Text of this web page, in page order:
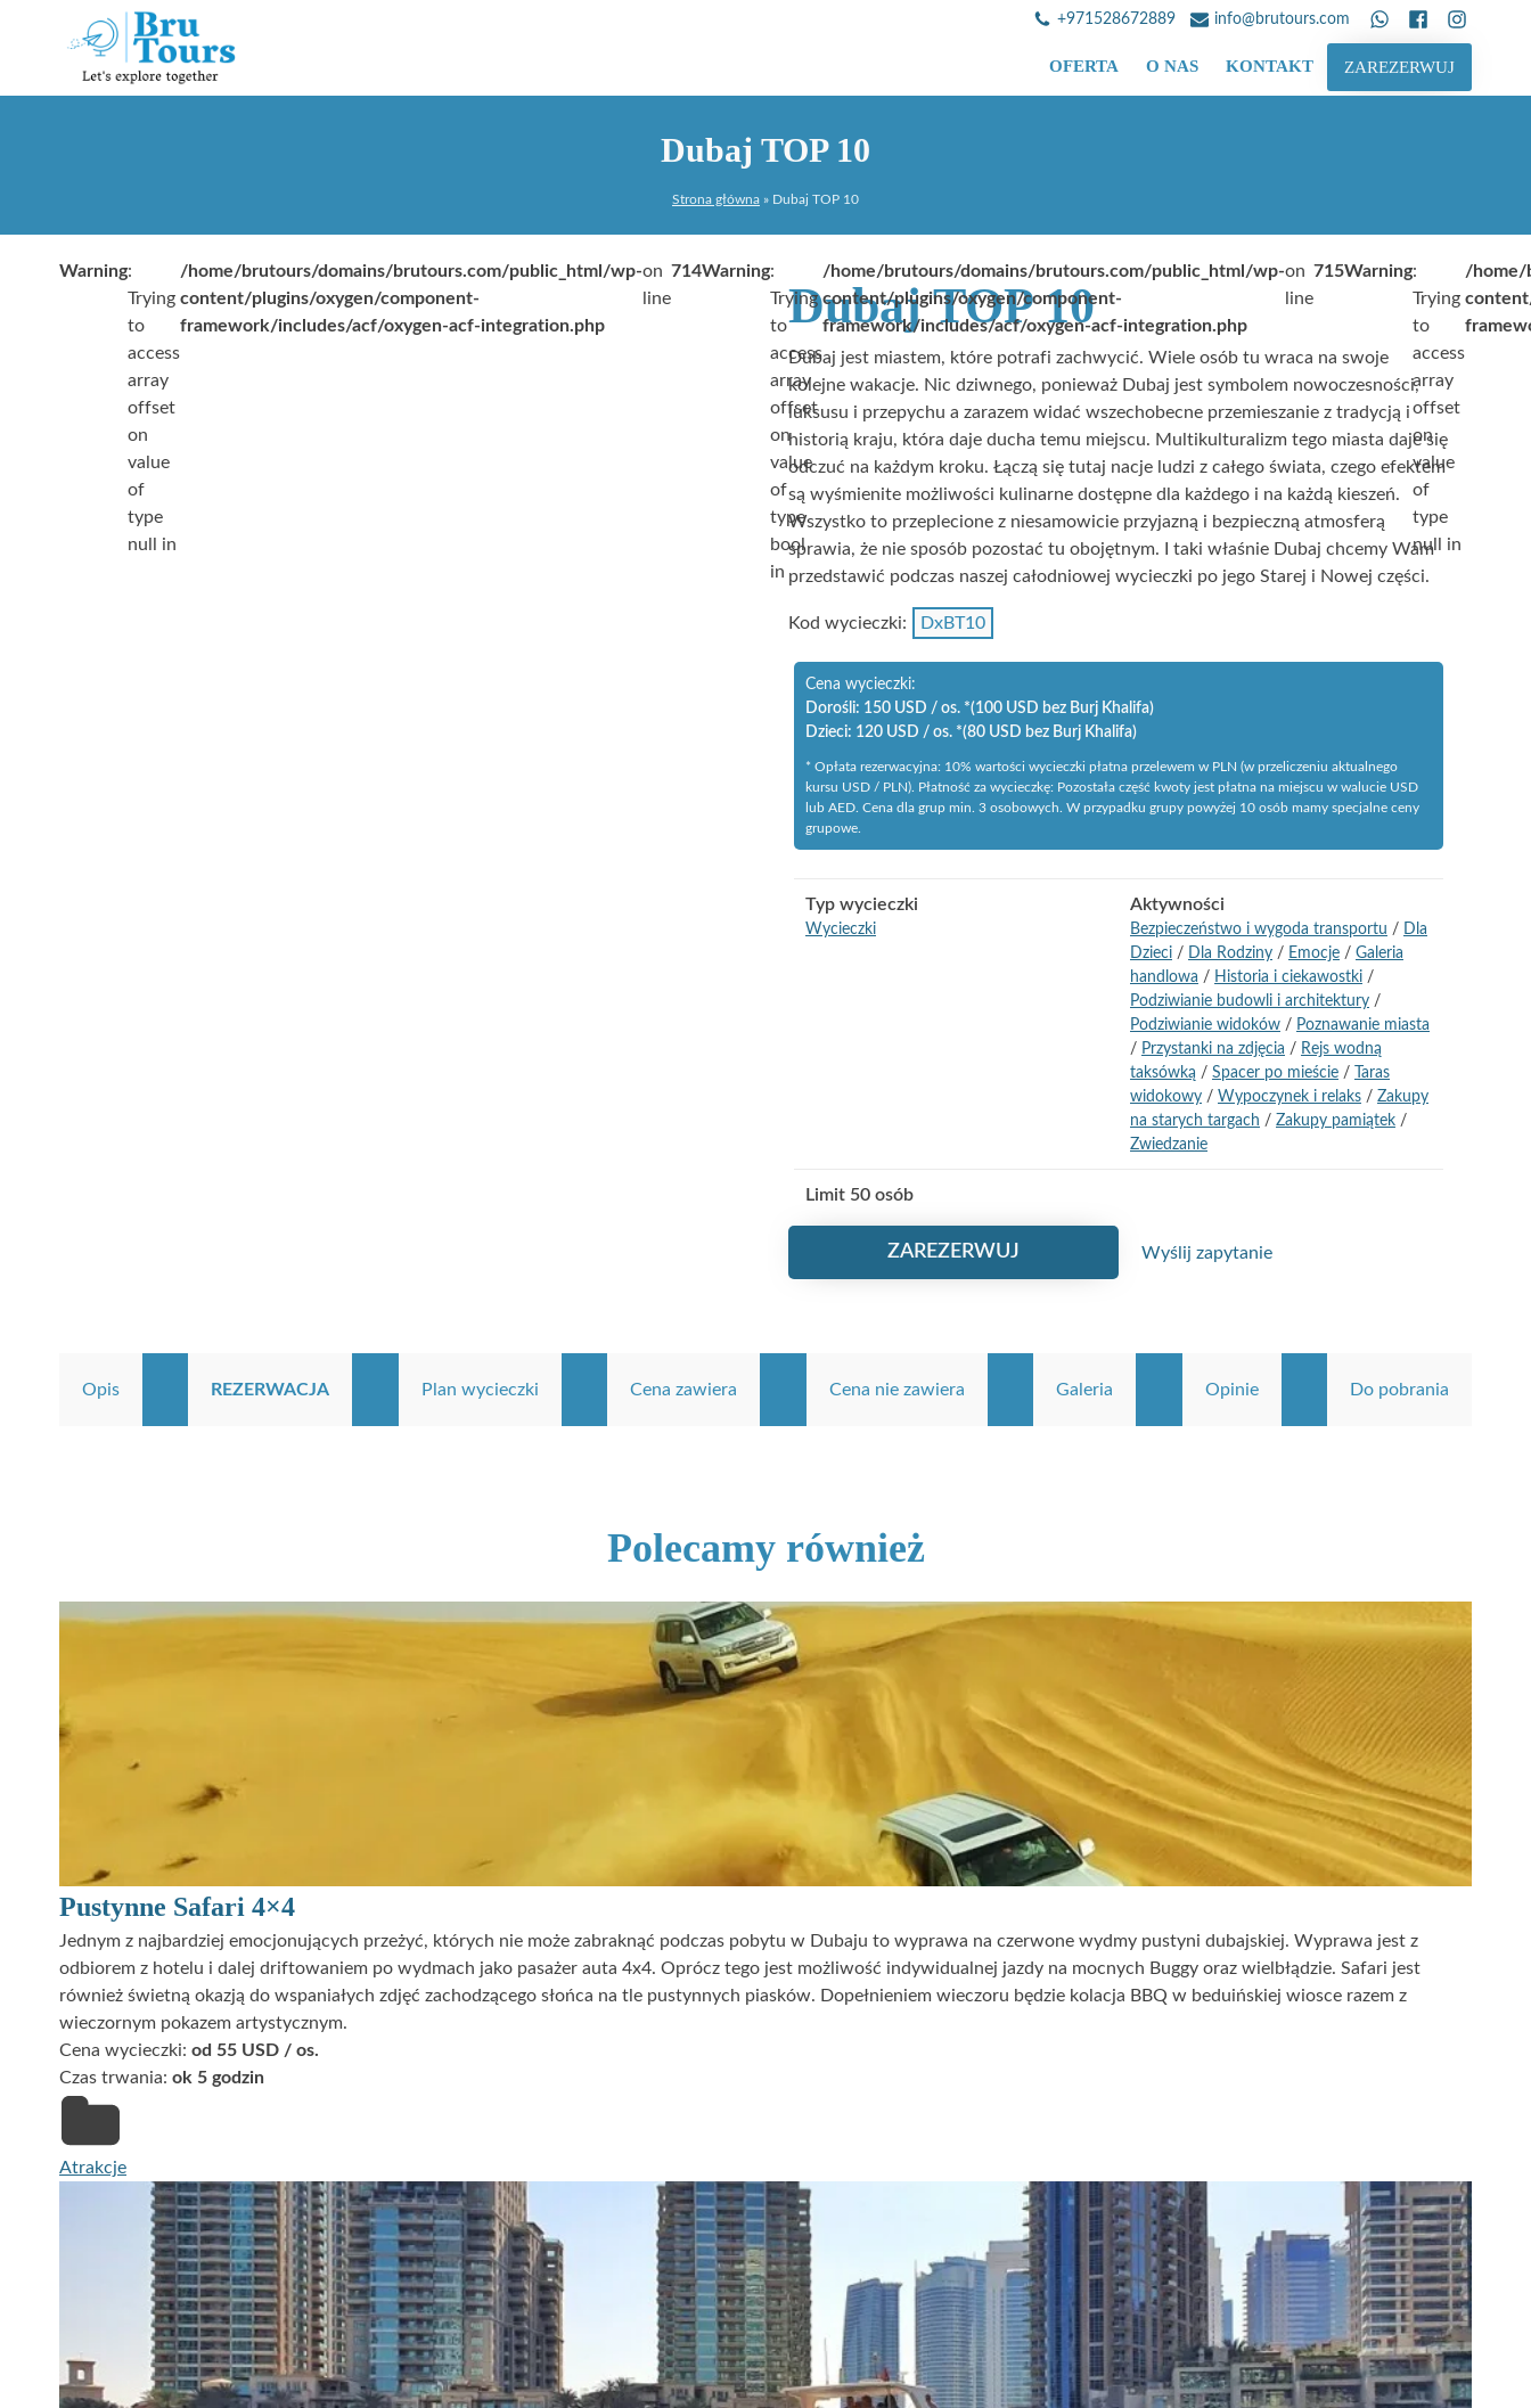
+971528672889 info@brutours.com
OFERTA O NAS KONTAKT ZAREZERWUJ
Dubaj TOP 10
Strona główna » Dubaj TOP 10
Warning:
Trying
to
access
array
offset
on
value
of
type
null in
/home/brutours/domains/brutours.com/public_html/wp-
content/plugins/oxygen/component-
framework/includes/acf/oxygen-acf-integration.php
on
line
714Warning:
Trying
to
access
array
offset
on
value
of
type
bool
in
/home/brutours/domains/brutours.com/public_html/wp-
content/plugins/oxygen/component-
framework/includes/acf/oxygen-acf-integration.php
on
line
715Warning:
Trying
to
access
array
offset
on
value
of
type
null in
/home/
Dubaj TOP 10
Dubaj jest miastem, które potrafi zachwycić. Wiele osób tu wraca na swoje
kolejne wakacje. Nic dziwnego, ponieważ Dubaj jest symbolem nowoczesności,
luksusu i przepychu a zarazem widać wszechobecne przemieszanie z tradycją i
historią kraju, która daje ducha temu miejscu. Multikulturalizm tego miasta daje się
odczuć na każdym kroku. Łączą się tutaj nacje ludzi z całego świata, czego efektem
są wyśmienite możliwości kulinarne dostępne dla każdego i na każdą kieszeń.
Wszystko to przeplecione z niesamowicie przyjazną i bezpieczną atmosferą
sprawia, że nie sposób pozostać tu obojętnym. I taki właśnie Dubaj chcemy Wam
przedstawić podczas naszej całodniowej wycieczki po jego Starej i Nowej części.
Kod wycieczki: DxBT10
Cena wycieczki:
Dorośli: 150 USD / os. *(100 USD bez Burj Khalifa)
Dzieci: 120 USD / os. *(80 USD bez Burj Khalifa)
* Opłata rezerwacyjna: 10% wartości wycieczki płatna przelewem w PLN (w przeliczeniu aktualnego
kursu USD / PLN). Płatność za wycieczkę: Pozostała część kwoty jest płatna na miejscu w walucie USD
lub AED. Cena dla grup min. 3 osobowych. W przypadku grupy powyżej 10 osób mamy specjalne ceny
grupowe.
Typ wycieczki
Wycieczki
Aktywności
Bezpieczeństwo i wygoda transportu / Dla
Dzieci / Dla Rodziny / Emocje / Galeria
handlowa / Historia i ciekawostki /
Podziwianie budowli i architektury /
Podziwianie widoków / Poznawanie miasta
/ Przystanki na zdjęcia / Rejs wodną
taksówką / Spacer po mieście /
Taras
widokowy / Wypoczynek i relaks / Zakupy
na starych targach / Zakupy pamiątek /
Zwiedzanie
Limit 50 osób
ZAREZERWUJ Wyślij zapytanie
Opis REZERWACJA Plan wycieczki Cena zawiera Cena nie zawiera Galeria Opinie Do pobrania
Polecamy również
Pustynne Safari 4×4
Jednym z najbardziej emocjonujących przeżyć, których nie może zabraknąć podczas pobytu w Dubaju to wyprawa na czerwone wydmy pustyni dubajskiej. Wyprawa jest z
odbiorem z hotelu i dalej driftowaniem po wydmach jako pasażer auta 4x4. Oprócz tego jest możliwość indywidualnej jazdy na mocnych Buggy oraz wielbłądzie. Safari jest
również świetną okazją do wspaniałych zdjęć zachodzącego słońca na tle pustynnych piasków. Dopełnieniem wieczoru będzie kolacja BBQ w beduińskiej wiosce razem z
wieczornym pokazem artystycznym.
Cena wycieczki: od 55 USD / os.
Czas trwania: ok 5 godzin
Atrakcje